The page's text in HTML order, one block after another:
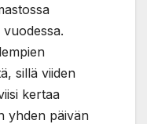
sillä viiden
kertaa
yhden päivän